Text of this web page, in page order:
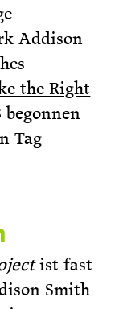
Addison
the Right
begonnen
Tag
ist fast
Smith